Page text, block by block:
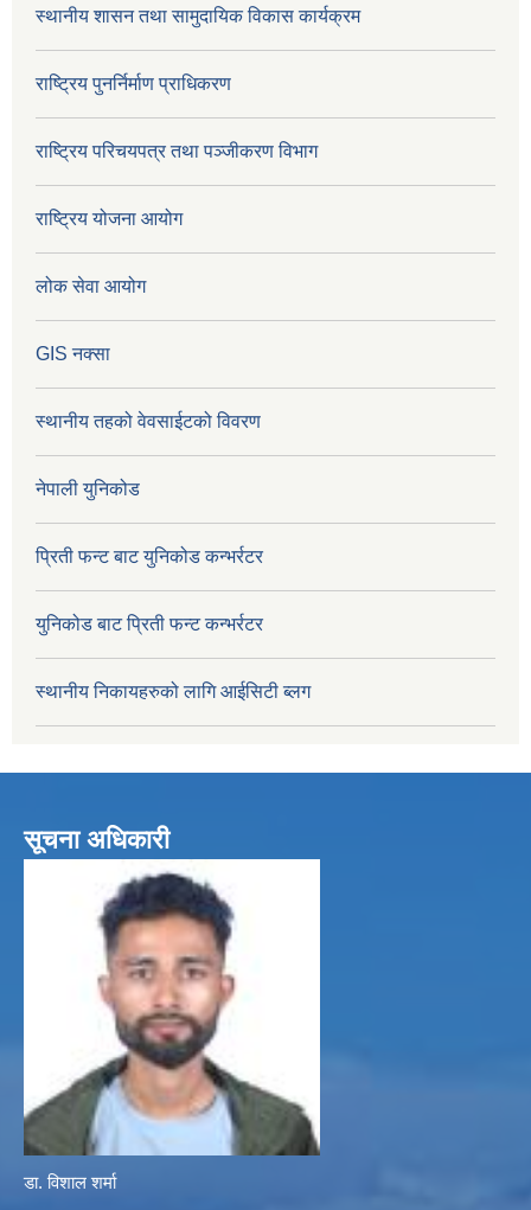
स्थानीय शासन तथा सामुदायिक विकास कार्यक्रम
राष्ट्रिय पुनर्निर्माण प्राधिकरण
राष्ट्रिय परिचयपत्र तथा पञ्जीकरण विभाग
राष्ट्रिय योजना आयोग
लोक सेवा आयोग
GIS नक्सा
स्थानीय तहको वेवसाईटको विवरण
नेपाली युनिकोड
प्रिती फन्ट बाट युनिकोड कन्भर्रटर
युनिकोड बाट प्रिती फन्ट कन्भर्रटर
स्थानीय निकायहरुको लागि आईसिटी ब्लग
सूचना अधिकारी
डा. विशाल शर्मा